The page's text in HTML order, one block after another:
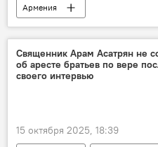
Армения
Первопрестольный Святой
Новости
Священник Арам Асатрян не
об аресте братьев по вере
своего интервью
15 октября 2025, 18:39